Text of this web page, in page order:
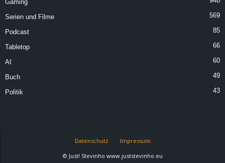
Gaming
Serien und Filme 569
Podcast 85
Tabletop 66
AI 60
Buch 49
Politik 43
Datenschutz
Impressum
© Just! Stevinho www.juststevinho.eu